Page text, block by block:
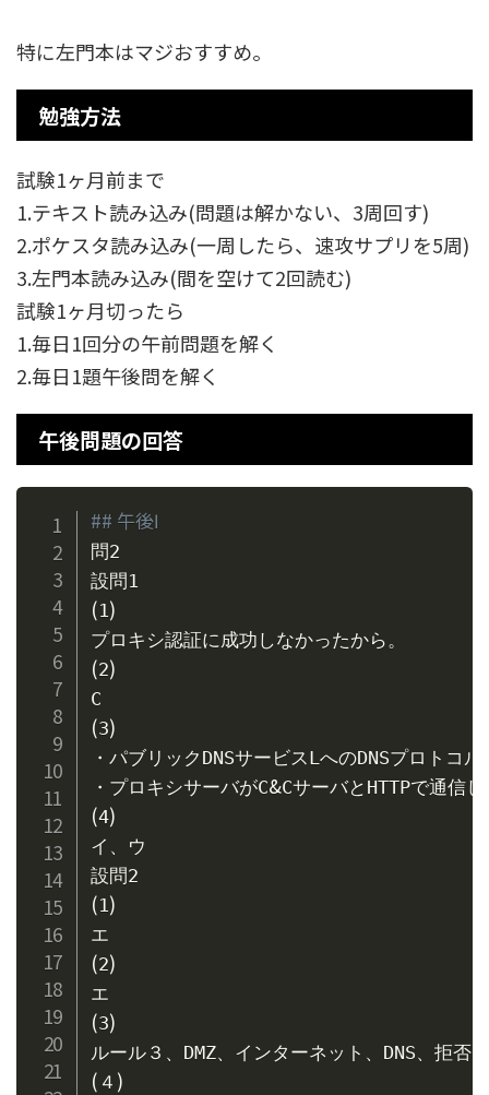
特に左門本はマジおすすめ。
勉強方法
試験1ヶ月前まで
1.テキスト読み込み(問題は解かない、3周回す)
2.ポケスタ読み込み(一周したら、速攻サプリを5周)
3.左門本読み込み(間を空けて2回読む)
試験1ヶ月切ったら
1.毎日1回分の午前問題を解く
2.毎日1題午後問を解く
午後問題の回答
## 午後Ⅰ
問2
(1)
(2)
(3)
・パブリックDNSサービスLへのDNSプロトコ
・プロキシサーバがC&
(4)
イ、ウ
(1)
(2)
(3)
( ４ )